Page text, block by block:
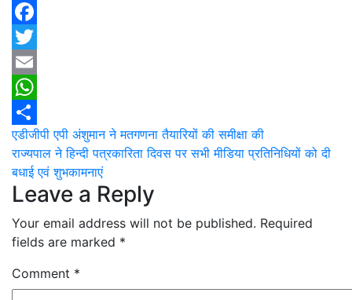
Facebook
Twitter
Email
WhatsApp
Share
Post
navigation
एडीजीपी एपी अंशुमान ने मतगणना तैयारियों की समीक्षा की
राज्यपाल ने हिन्दी पत्रकारिता दिवस पर सभी मीडिया प्रतिनिधियों को दी
बधाई एवं शुभकामनाएं
Leave a Reply
Your email address will not be published. Required
fields are marked *
Comment *